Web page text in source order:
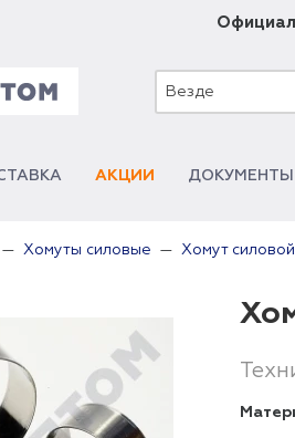
Везде
АКЦИИ ДОКУМЕНТЫ
Хомуты силовые Хомут